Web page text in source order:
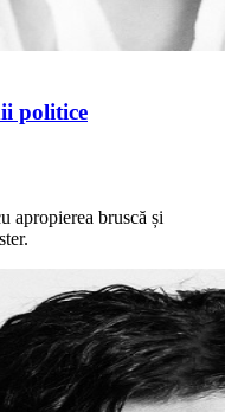
politice
apropierea bruscă și